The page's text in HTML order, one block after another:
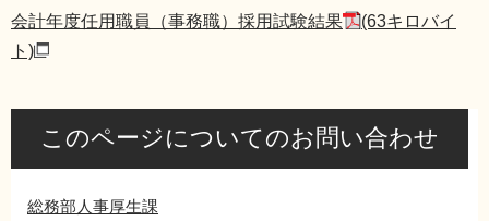
会計年度任用職員（事務職）採用試験結果
(63キロバイ
ト)
このページについてのお問い合わせ
総務部人事厚生課